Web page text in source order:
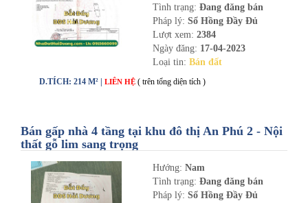
Tình trạng: Đang đăng bán
Pháp lý: Sổ Hồng Đầy Đủ
Lượt xem: 2384
Ngày đăng: 17-04-2023
Loại tin: Bán đất
D.TÍCH: 214 M² | LIÊN HỆ ( trên tổng diện tích )
Bán gấp nhà 4 tầng tại khu đô thị An Phú 2 - Nội
thất gỗ lim sang trọng
Hướng: Nam
Tình trạng: Đang đăng bán
Pháp lý: Sổ Hồng Đầy Đủ